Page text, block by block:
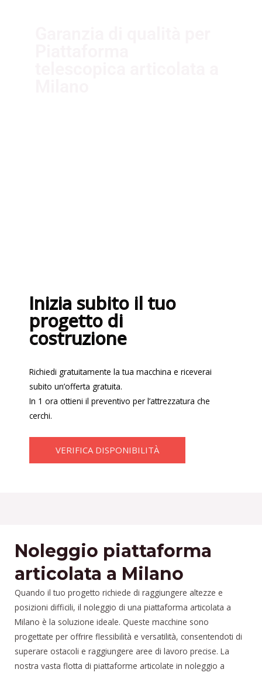
Inizia subito il tuo
progetto di
costruzione
Richiedi gratuitamente la tua macchina e riceverai
subito un’offerta gratuita.
In 1 ora ottieni il preventivo per l’attrezzatura che
cerchi.
VERIFICA DISPONIBILITÀ
Noleggio piattaforma
articolata a Milano
Quando il tuo progetto richiede di raggiungere altezze e
posizioni difficili, il noleggio di una piattaforma articolata a
Milano è la soluzione ideale. Queste macchine sono
progettate per offrire flessibilità e versatilità, consentendoti di
superare ostacoli e raggiungere aree di lavoro precise. La
nostra vasta flotta di piattaforme articolate in noleggio a